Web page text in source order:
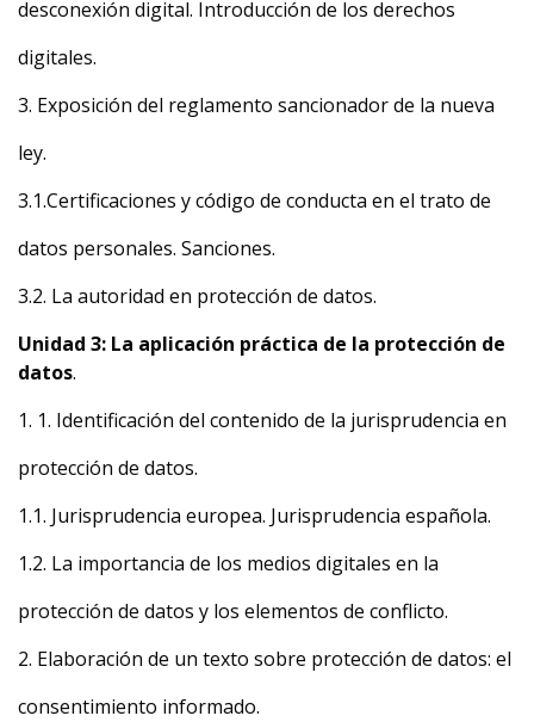
desconexión digital. Introducción de los derechos
digitales.
3. Exposición del reglamento sancionador de la nueva
ley.
3.1.Certificaciones y código de conducta en el trato de
datos personales. Sanciones.
3.2. La autoridad en protección de datos.
Unidad 3: La aplicación práctica de la protección de
datos.
1. 1. Identificación del contenido de la jurisprudencia en
protección de datos.
1.1. Jurisprudencia europea. Jurisprudencia española.
1.2. La importancia de los medios digitales en la
protección de datos y los elementos de conflicto.
2. Elaboración de un texto sobre protección de datos: el
consentimiento informado.